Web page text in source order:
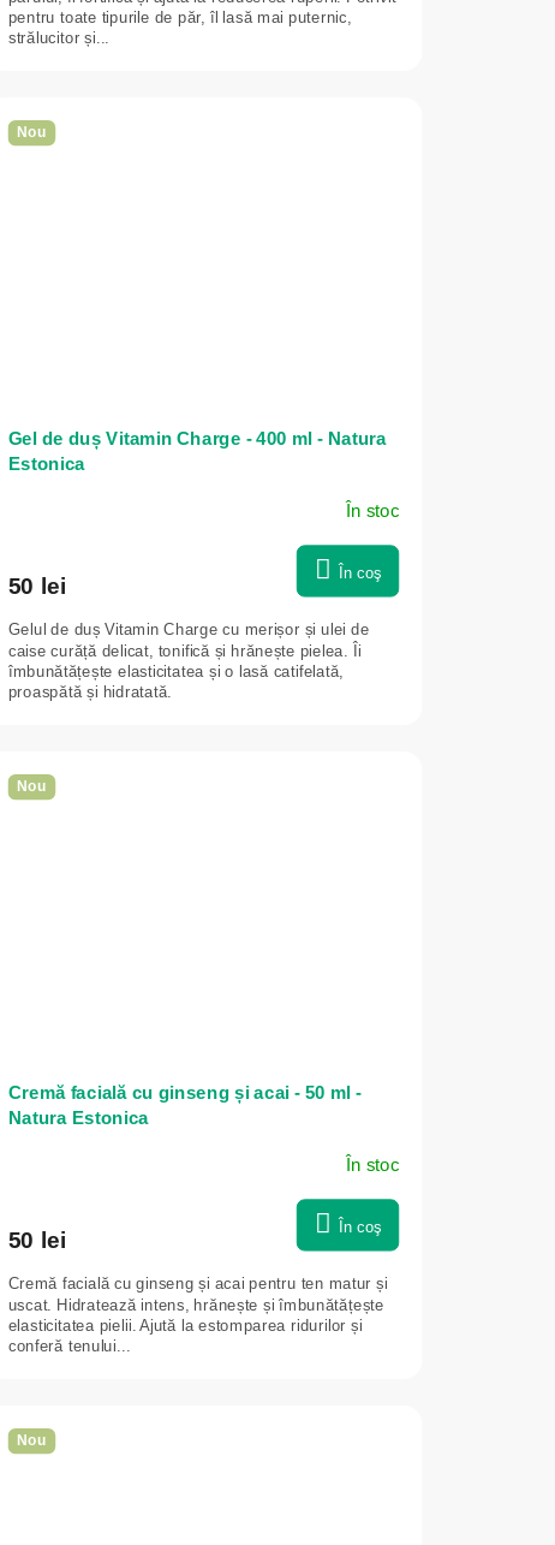
pentru toate tipurile de păr, îl lasă mai puternic,
strălucitor și...
Nou
Gel de duș Vitamin Charge - 400 ml - Natura
Estonica
În stoc
50 lei
În coş
Gelul de duș Vitamin Charge cu merișor și ulei de
caise curăță delicat, tonifică și hrănește pielea. Îi
îmbunătățește elasticitatea și o lasă catifelată,
proaspătă și hidratată.
Nou
Cremă facială cu ginseng și acai - 50 ml -
Natura Estonica
În stoc
50 lei În coş
Cremă facială cu ginseng și acai pentru ten matur și
uscat. Hidratează intens, hrănește și îmbunătățește
elasticitatea pielii. Ajută la estomparea ridurilor și
conferă tenului...
Nou